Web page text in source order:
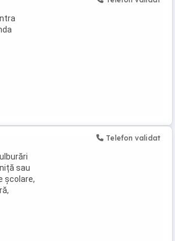
sau
școlare,
Telefon validat